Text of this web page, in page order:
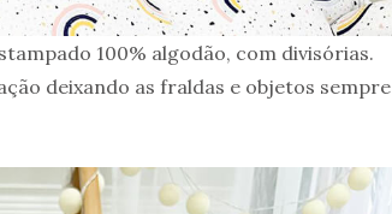
100% algodão, com divisórias.
deixando as fraldas e objetos sempre